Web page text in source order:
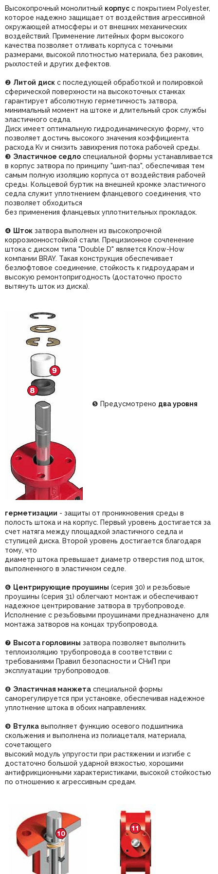
Высокопрочный монолитный корпус с покрытием Polyester,
которое надежно защищает от воздействия агрессивной
окружающей атмосферы и от внешних механических
воздействий. Применение литейных форм высокого
качества позволяет отливать корпуса с точными
размерами, высокой плотностью материала, без раковин,
рыхлостей и других дефектов.
❷ Литой диск с последующей обработкой и полировкой
сферической поверхности на высокоточных станках
гарантирует абсолютную герметичность затвора,
минимальный момент на штоке и длительный срок службы
эластичного седла.
Диск имеет оптимальную гидродинамическую форму, что
позволяет достичь высокого значения коэффициента
расхода Kv и снизить завихрения потока рабочей среды.
❸ Эластичное седло специальной формы устанавливается
в корпус затвора по принципу "шип-паз", обеспечивая тем
самым полную изоляцию корпуса от воздействия рабочей
среды. Кольцевой буртик на внешней кромке эластичного
седла служит уплотнением фланцевого соединения, что
позволяет обходиться
без применения фланцевых уплотнительных прокладок.
❹ Шток затвора выполнен из высокопрочной
коррозионностойкой стали. Прецизионное сочленение
штока с диском типа "Double D" является Know-How
компании BRAY. Такая конструкция обеспечивает
безлюфтовое соединение, стойкость к гидроударам и
высокую ремонтопригодность (достаточно просто
вытянуть шток из диска).
❺ Предусмотрено два уровня
герметизации - защиты от проникновения среды в
полость штока и на корпус. Первый уровень достигается за
счет натяга между площадкой эластичного седла и
ступицей диска. Второй уровень достигается благодаря
тому, что
диаметр штока превышает диаметр отверстия под шток,
выполненного в эластичном седле.
❻ Центрирующие проушины (серия 30) и резьбовые
проушины (серия 31) облегчают монтаж и обеспечивают
надежное центрирование затвора в трубопроводе.
Исполнение с резьбовыми проушинами предназначено для
монтажа затворов на концах трубопровода.
❼ Высота горловины затвора позволяет выполнить
теплоизоляцию трубопровода в соответствии с
требованиями Правил безопасности и СНиП при
эксплуатации трубопроводов.
❽ Эластичная манжета специальной формы
саморегулируется при установке, обеспечивая надежное
уплотнение штока в обоих направлениях.
❾ Втулка выполняет функцию осевого подшипника
скольжения и выполнена из полиацеталя, материала,
сочетающего
высокий модуль упругости при растяжении и изгибе с
достаточно большой ударной вязкостью, хорошими
антифрикционными характеристиками, высокой стойкостью
по отношению к агрессивным средам.